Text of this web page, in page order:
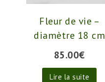
Fleur de vie –
diamètre 18 cm
85.00€
Lire la suite